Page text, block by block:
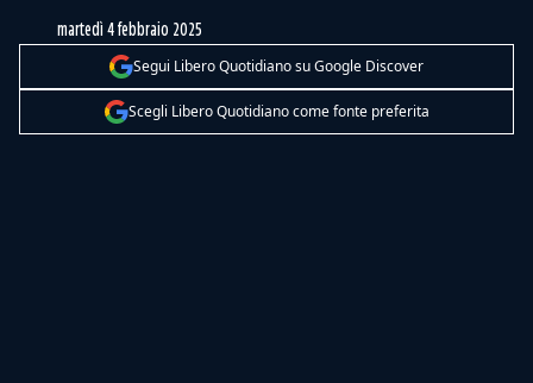
martedì 4 febbraio 2025
Segui Libero Quotidiano su Google Discover
Scegli Libero Quotidiano come fonte preferita